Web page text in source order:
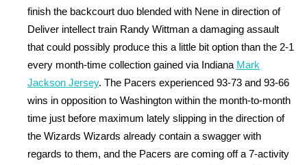
finish the backcourt duo blended with Nene in direction of
Deliver intellect train Randy Wittman a damaging assault
that could possibly produce this a little bit option than the 2-1
every month-time collection gained via Indiana Mark
Jackson Jersey. The Pacers experienced 93-73 and 93-66
wins in opposition to Washington within the month-to-month
time just before maximum lately slipping in the direction of
the Wizards Wizards already contain a swagger with
regards to them, and the Pacers are coming off a 7-activity